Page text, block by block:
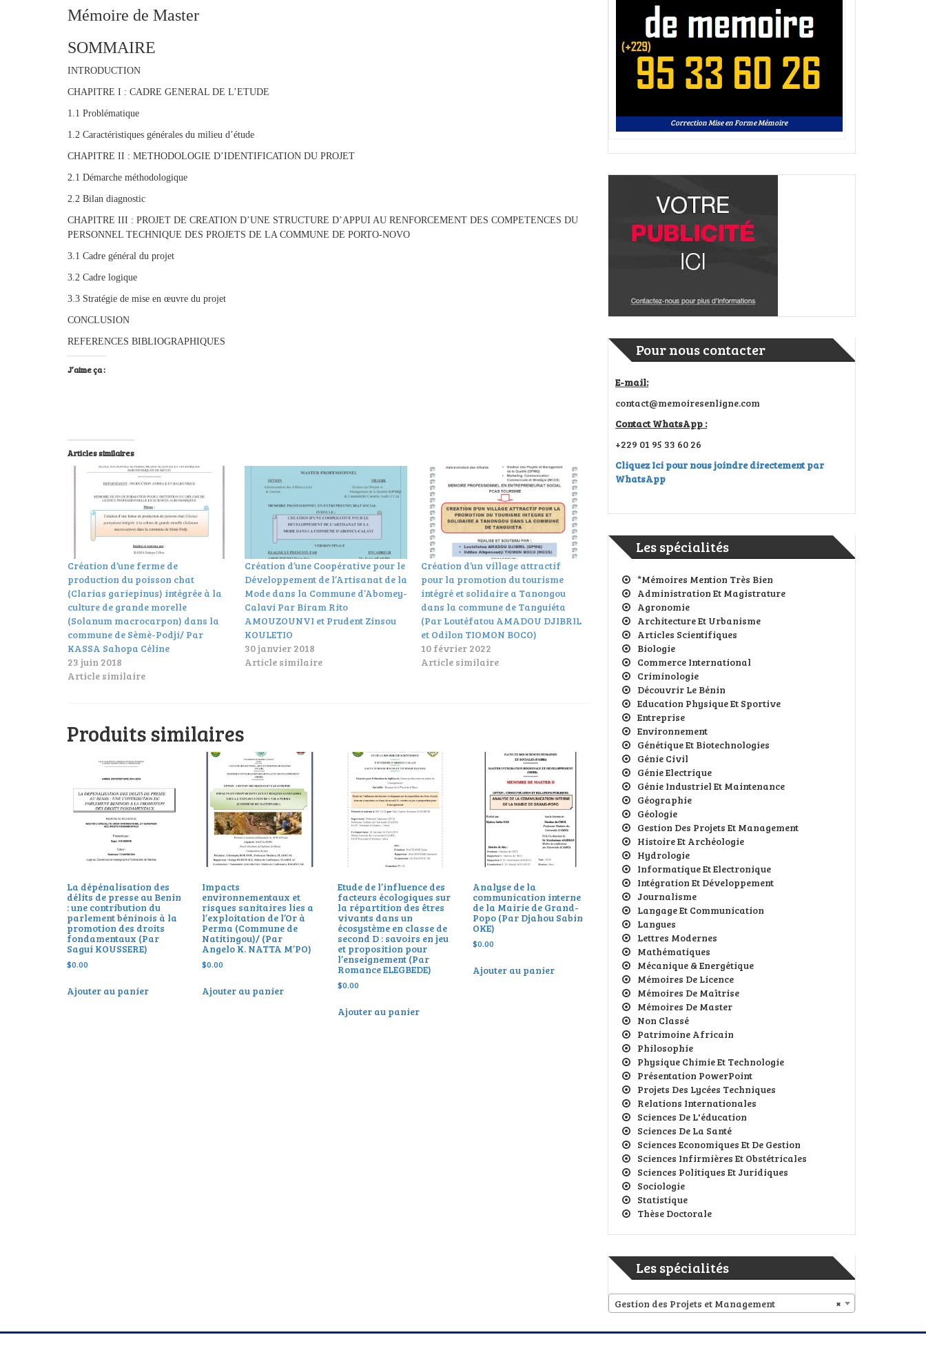
Mémoire de Master
SOMMAIRE
INTRODUCTION
CHAPITRE I : CADRE GENERAL DE L’ETUDE
1.1 Problématique
1.2 Caractéristiques générales du milieu d’étude
CHAPITRE II : METHODOLOGIE D’IDENTIFICATION DU PROJET
2.1 Démarche méthodologique
2.2 Bilan diagnostic
CHAPITRE III : PROJET DE CREATION D’UNE STRUCTURE D’APPUI AU RENFORCEMENT DES COMPETENCES DU
PERSONNEL TECHNIQUE DES PROJETS DE LA COMMUNE DE PORTO-NOVO
3.1 Cadre général du projet
3.2 Cadre logique
3.3 Stratégie de mise en œuvre du projet
CONCLUSION
REFERENCES BIBLIOGRAPHIQUES
J’aime ça :
Articles similaires
Création d’une ferme de
production du poisson chat
(Clarias gariepinus) intégrée à la
culture de grande morelle
(Solanum macrocarpon) dans la
commune de Sèmè-Podji/ Par
KASSA Sahopa Céline
23 juin 2018
Article similaire
Création d’une Coopérative pour le
Développement de l’Artisanat de la
Mode dans la Commune d’Abomey-
Calavi Par Biram Rito
AMOUZOUNVI et Prudent Zinsou
KOULETIO
30 janvier 2018
Article similaire
Création d’un village attractif
pour la promotion du tourisme
intégré et solidaire a Tanongou
dans la commune de Tanguiéta
(Par Loutéfatou AMADOU DJIBRIL
et Odilon TIOMON BOCO)
10 février 2022
Article similaire
Produits similaires
La dépénalisation des
délits de presse au Benin
: une contribution du
parlement béninois à la
promotion des droits
fondamentaux (Par
Sagui KOUSSERE)
$0.00
Ajouter au panier
Impacts
environnementaux et
risques sanitaires lies a
l’exploitation de l’Or à
Perma (Commune de
Natitingou)/ (Par
Angelo K. NATTA M’PO)
$0.00
Ajouter au panier
Etude de l’influence des
facteurs écologiques sur
la répartition des êtres
vivants dans un
écosystème en classe de
second D : savoirs en jeu
et proposition pour
l’enseignement (Par
Romance ELEGBEDE)
$0.00
Ajouter au panier
Analyse de la
communication interne
de la Mairie de Grand-
Popo (Par Djahou Sabin
OKE)
$0.00
Ajouter au panier
Correction Mise en Forme Mémoire
Pour nous contacter
E-mail:
contact@memoiresenligne.com
Contact WhatsApp :
+229 01 95 33 60 26
Cliquez Ici pour nous joindre directement par
WhatsApp
Les spécialités
*Mémoires Mention Très Bien
Administration Et Magistrature
Agronomie
Architecture Et Urbanisme
Articles Scientifiques
Biologie
Commerce International
Criminologie
Découvrir Le Bénin
Education Physique Et Sportive
Entreprise
Environnement
Génétique Et Biotechnologies
Génie Civil
Génie Electrique
Génie Industriel Et Maintenance
Géographie
Géologie
Gestion Des Projets Et Management
Histoire Et Archéologie
Hydrologie
Informatique Et Electronique
Intégration Et Développement
Journalisme
Langage Et Communication
Langues
Lettres Modernes
Mathématiques
Mécanique & Energétique
Mémoires De Licence
Mémoires De Maîtrise
Mémoires De Master
Non Classé
Patrimoine Africain
Philosophie
Physique Chimie Et Technologie
Présentation PowerPoint
Projets Des Lycées Techniques
Relations Internationales
Sciences De L'éducation
Sciences De La Santé
Sciences Economiques Et De Gestion
Sciences Infirmières Et Obstétricales
Sciences Politiques Et Juridiques
Sociologie
Statistique
Thèse Doctorale
Les spécialités
×
Gestion des Projets et Management